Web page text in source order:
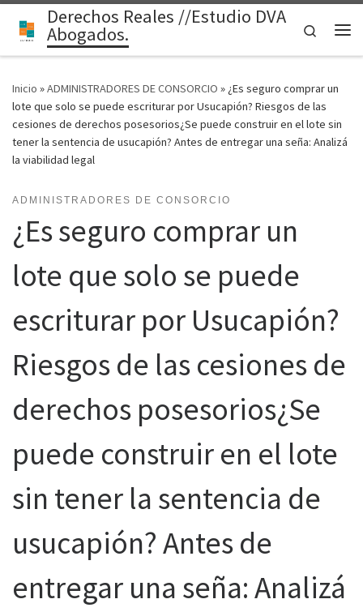
Saltar al contenido
Derechos Reales //Estudio DVA
Abogados.
Search
Inicio »ADMINISTRADORES DE CONSORCIO » ¿Es seguro comprar un
lote que solo se puede escriturar por Usucapión? Riesgos de las
cesiones de derechos posesorios¿Se puede construir en el lote sin
tener la sentencia de usucapión? Antes de entregar una seña: Analizá
la viabilidad legal
ADMINISTRADORES DE CONSORCIO
¿Es seguro comprar un
lote que solo se puede
escriturar por Usucapión?
Riesgos de las cesiones de
derechos posesorios¿Se
puede construir en el lote
sin tener la sentencia de
usucapión? Antes de
entregar una seña: Analizá